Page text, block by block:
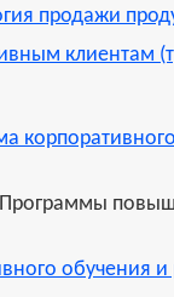
продажи
клиентам
обучения